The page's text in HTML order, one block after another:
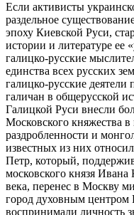
Если активисты
раздельное
эпоху Киевской Руси,
истории и литературе ее
галицко-русские
единства всех русских
галицко-русские
галичан в общерусской
Галицкой Руси внесли
Московского княжества
раздробленности и
известных из них
Петр, который,
московского князя
века, перенес в Москву
город духовным центром
воспринимали личность